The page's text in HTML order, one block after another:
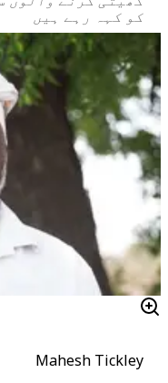
کو کہہ رہے ہیں
Mahesh Tickley